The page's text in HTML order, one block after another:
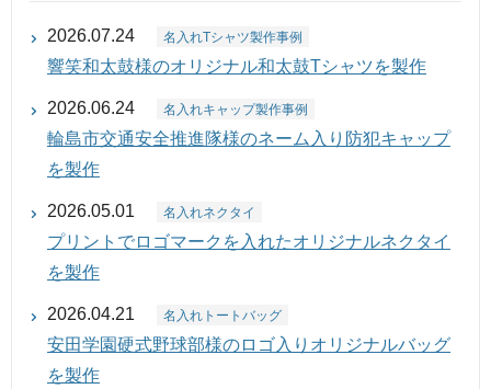
2026.07.24 名入れTシャツ製作事例
響笑和太鼓様のオリジナル和太鼓Tシャツを製作
2026.06.24 名入れキャップ製作事例
輪島市交通安全推進隊様のネーム入り防犯キャップ
を製作
2026.05.01 名入れネクタイ
プリントでロゴマークを入れたオリジナルネクタイ
を製作
2026.04.21 名入れトートバッグ
安田学園硬式野球部様のロゴ入りオリジナルバッグ
を製作